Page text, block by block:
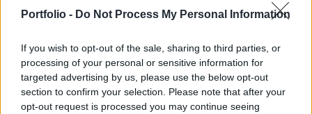
Portfolio - Do Not Process My Personal Information
If you wish to opt-out of the sale, sharing to third parties, or
processing of your personal or sensitive information for
targeted advertising by us, please use the below opt-out
section to confirm your selection. Please note that after your
opt-out request is processed you may continue seeing
futamideje 25-30 év lehet - mondta el a Reuters-
nek Felsmann Balázs, a gazdasági tárca
illetékese.
Az osztályvezető szerint maga a kötvény hitelbesorolása
"BBB" lehet, a kockázata viszontbiztosítását követően
"AAA"-mínősítésű befektetőknek adják el, így a papír